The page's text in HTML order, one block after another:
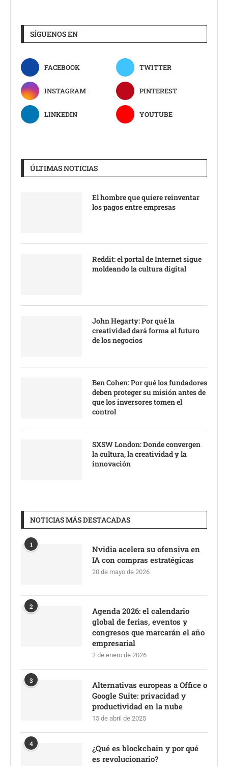
SÍGUENOS EN
FACEBOOK TWITTER
INSTAGRAM PINTEREST
LINKEDIN YOUTUBE
ÚLTIMAS NOTICIAS
El hombre que quiere reinventar
los pagos entre empresas
Reddit: el portal de Internet sigue
moldeando la cultura digital
John Hegarty: Por qué la
creatividad dará forma al futuro
de los negocios
Ben Cohen: Por qué los fundadores
deben proteger su misión antes de
que los inversores tomen el
control
SXSW London: Donde convergen
la cultura, la creatividad y la
innovación
NOTICIAS MÁS DESTACADAS
1
Nvidia acelera su ofensiva en
IA con compras estratégicas
20 de mayo de 2026
2
Agenda 2026: el calendario
global de ferias, eventos y
congresos que marcarán el año
empresarial
2 de enero de 2026
3
Alternativas europeas a Office o
Google Suite: privacidad y
productividad en la nube
15 de abril de 2025
4
¿Qué es blockchain y por qué
es revolucionario?